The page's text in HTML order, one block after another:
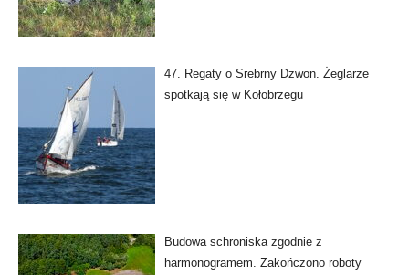
47. Regaty o Srebrny Dzwon. Żeglarze
spotkają się w Kołobrzegu
Budowa schroniska zgodnie z
harmonogramem. Zakończono roboty